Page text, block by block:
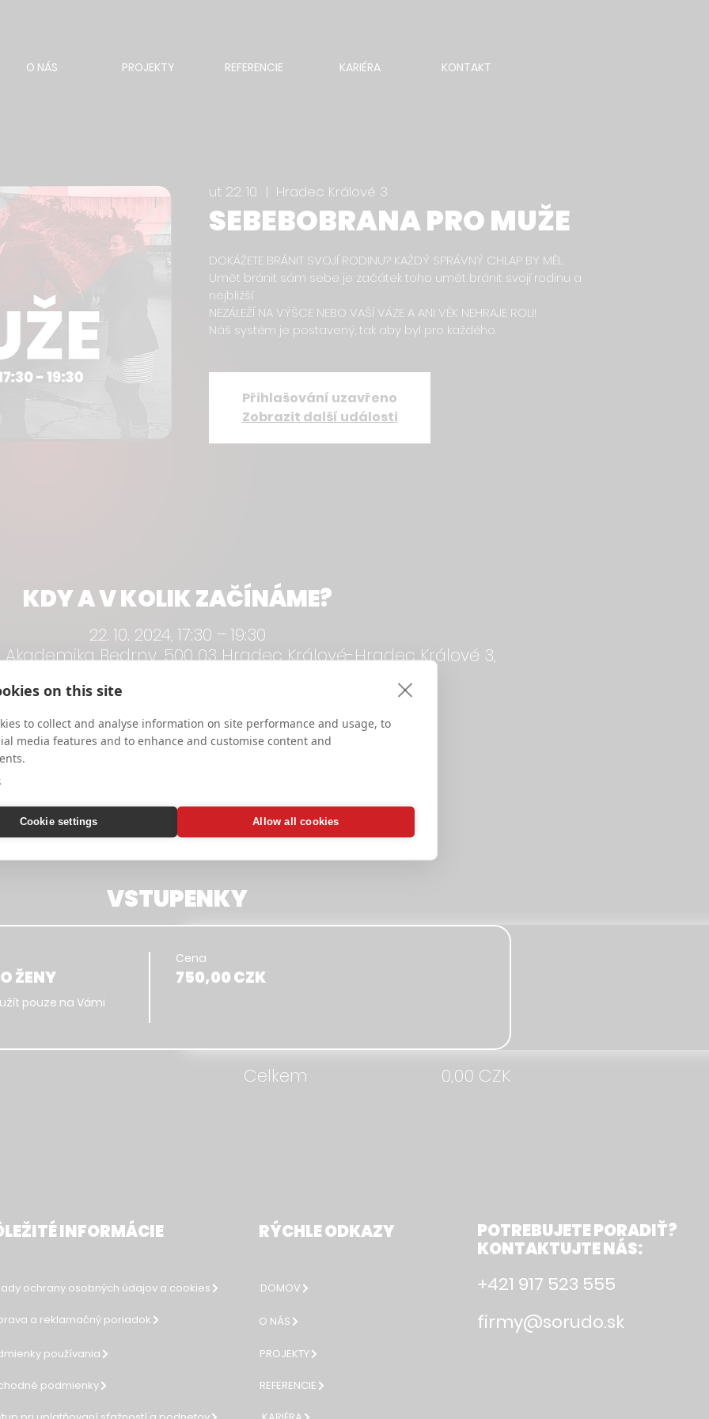
O NÁS PROJEKTY REFERENCIE KARIÉRA KONTAKT
ut 22. 10.
  |
Hradec Králové 3
SEBEBOBRANA PRO MUŽE
DOKÁŽETE BRÁNIT SVOJÍ RODINU? KAŽDÝ SPRÁVNÝ CHLAP BY MĚL.
Umět bránit sám sebe je začátek toho umět bránit svojí rodinu a
nejbližší.
NEZÁLEŽÍ NA VÝŠCE NEBO VAŠÍ VÁZE A ANI VĚK NEHRAJE ROLI!
Náš systém je postavený, tak aby byl pro každého.
Přihlašování uzavřeno
Zobrazit další události
KDY A V KOLIK ZAČÍNÁME?
22. 10. 2024, 17:30 – 19:30
Akademika Bedrny, 500 03 Hradec Králové-Hradec Králové 3,
VÍCE O KURZU
KAŽDÝ SPRÁVNÝ CHLAP BY MĚL.
toho umět bránit svojí rodinu a nejbližší.
VÁZE A ANI VĚK NEHRAJE ROLI!
aby byl pro každého.
VSTUPENKY
ŽENY
pouze na Vámi
Cena
750,00 CZK
Celkem 0,00 CZK
INFORMÁCIE RÝCHLE ODKAZY
ochrany osobných údajov a cookies DOMOV
a reklamačný poriadok O NÁS
používania
podmienky
PROJEKTY
REFERENCIE
POTREBUJETE PORADIŤ?
KONTAKTUJTE NÁS:
+421 917 523 555
firmy@sorudo.sk
on this site
to collect and analyse information on site performance and usage, to
media features and to enhance and customise content and
Cookie settings Allow all cookies